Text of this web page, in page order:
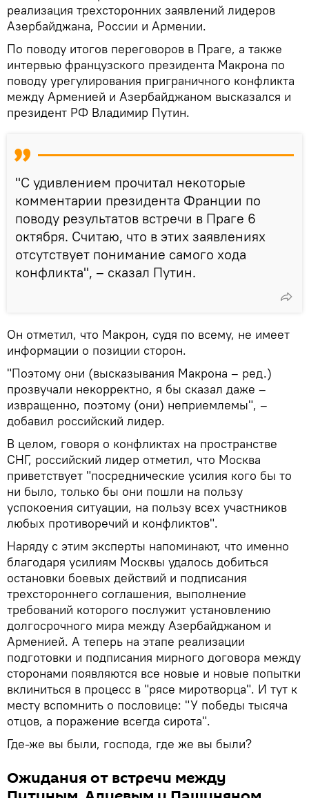
реализация трехсторонних заявлений лидеров
Азербайджана, России и Армении.
По поводу итогов переговоров в Праге, а также
интервью французского президента Макрона по
поводу урегулирования приграничного конфликта
между Арменией и Азербайджаном высказался и
президент РФ Владимир Путин.
"С удивлением прочитал некоторые
комментарии президента Франции по
поводу результатов встречи в Праге 6
октября. Считаю, что в этих заявлениях
отсутствует понимание самого хода
конфликта", – сказал Путин.
Он отметил, что Макрон, судя по всему, не имеет
информации о позиции сторон.
"Поэтому они (высказывания Макрона – ред.)
прозвучали некорректно, я бы сказал даже –
извращенно, поэтому (они) неприемлемы", –
добавил российский лидер.
В целом, говоря о конфликтах на пространстве
СНГ, российский лидер отметил, что Москва
приветствует "посреднические усилия кого бы то
ни было, только бы они пошли на пользу
успокоения ситуации, на пользу всех участников
любых противоречий и конфликтов".
Наряду с этим эксперты напоминают, что именно
благодаря усилиям Москвы удалось добиться
остановки боевых действий и подписания
трехстороннего соглашения, выполнение
требований которого послужит установлению
долгосрочного мира между Азербайджаном и
Арменией. А теперь на этапе реализации
подготовки и подписания мирного договора между
сторонами появляются все новые и новые попытки
вклиниться в процесс в "рясе миротворца". И тут к
месту вспомнить о пословице: "У победы тысяча
отцов, а поражение всегда сирота".
Где-же вы были, господа, где же вы были?
Ожидания от встречи между